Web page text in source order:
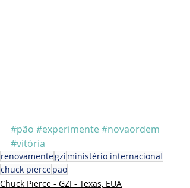
#pão #experimente #novaordem
#vitória
renovamentegzi ministério internacional
chuck piercepão
Chuck Pierce - GZI - Texas, EUA